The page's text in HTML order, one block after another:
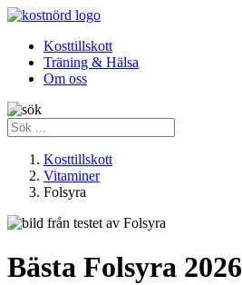
Kosttillskott
Träning & Hälsa
Om oss
Kosttillskott
Vitaminer
Folsyra
Bästa Folsyra 2026